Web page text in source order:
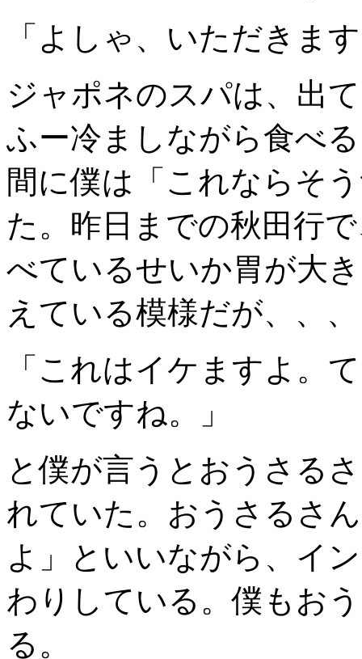
「よしゃ、いただきま
ジャポネのスパは、出
ふー冷ましながら食べ
間に僕は「これならそ
た。昨日までの秋田行
べているせいか胃が大
えている模様だが、、、
「これはイケますよ。
ないですね。」
と僕が言うとおうさる
れていた。おうさるさ
よ」といいながら、イ
わりしている。僕もお
る。